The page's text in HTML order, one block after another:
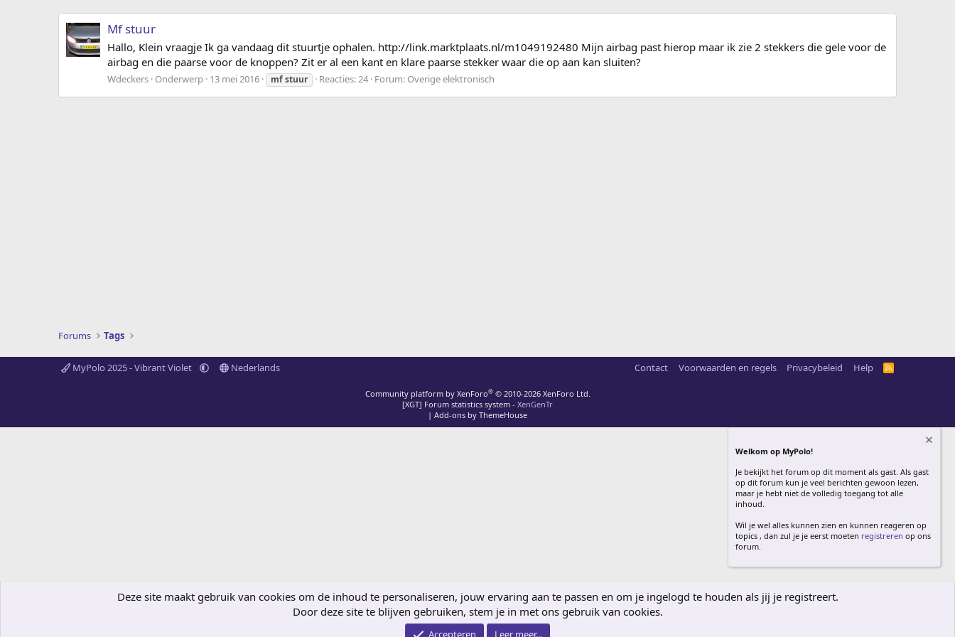
Mf stuur
Hallo, Klein vraagje Ik ga vandaag dit stuurtje ophalen. http://link.marktplaats.nl/m1049192480 Mijn airbag past hierop maar ik zie 2 stekkers die gele voor de
airbag en die paarse voor de knoppen? Zit er al een kant en klare paarse stekker waar die op aan kan sluiten?
Wdeckers Onderwerp 13 mei 2016 mfstuur Reacties: 24 Forum: Overige elektronisch
Forums Tags
MyPolo 2025 - Vibrant Violet Nederlands Contact Voorwaarden en regels Privacybeleid Help
R
Community platform by XenForo® © 2010-2026 XenForo Ltd.
[XGT] Forum statistics system - XenGenTr
| Add-ons by ThemeHouse
Welkom op MyPolo!
Je bekijkt het forum op dit moment als gast. Als gast
op dit forum kun je veel berichten gewoon lezen,
maar je hebt niet de volledig toegang tot alle
inhoud.
Wil je wel alles kunnen zien en kunnen reageren op
topics , dan zul je je eerst moeten registreren op ons
forum.
Deze site maakt gebruik van cookies om de inhoud te personaliseren, jouw ervaring aan te passen en om je ingelogd te houden als jij je registreert.
Door deze site te blijven gebruiken, stem je in met ons gebruik van cookies.
Accepteren Leer meer...